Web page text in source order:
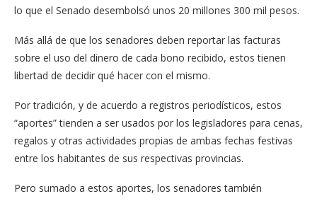
lo que el Senado desembolsó unos 20 millo­nes 300 mil pesos.
Más allá de que los se­nadores deben reportar las facturas
sobre el uso del di­nero de cada bono recibido, estos tienen
libertad de de­cidir qué hacer con el mis­mo.
Por tradición, y de acuer­do a registros periodísticos, estos
“aportes” tienden a ser usados por los legisladores para cenas,
regalos y otras actividades propias de am­bas fechas festivas
entre los habitantes de sus respecti­vas provincias.
Pero sumado a estos aportes, los senadores tam­bién